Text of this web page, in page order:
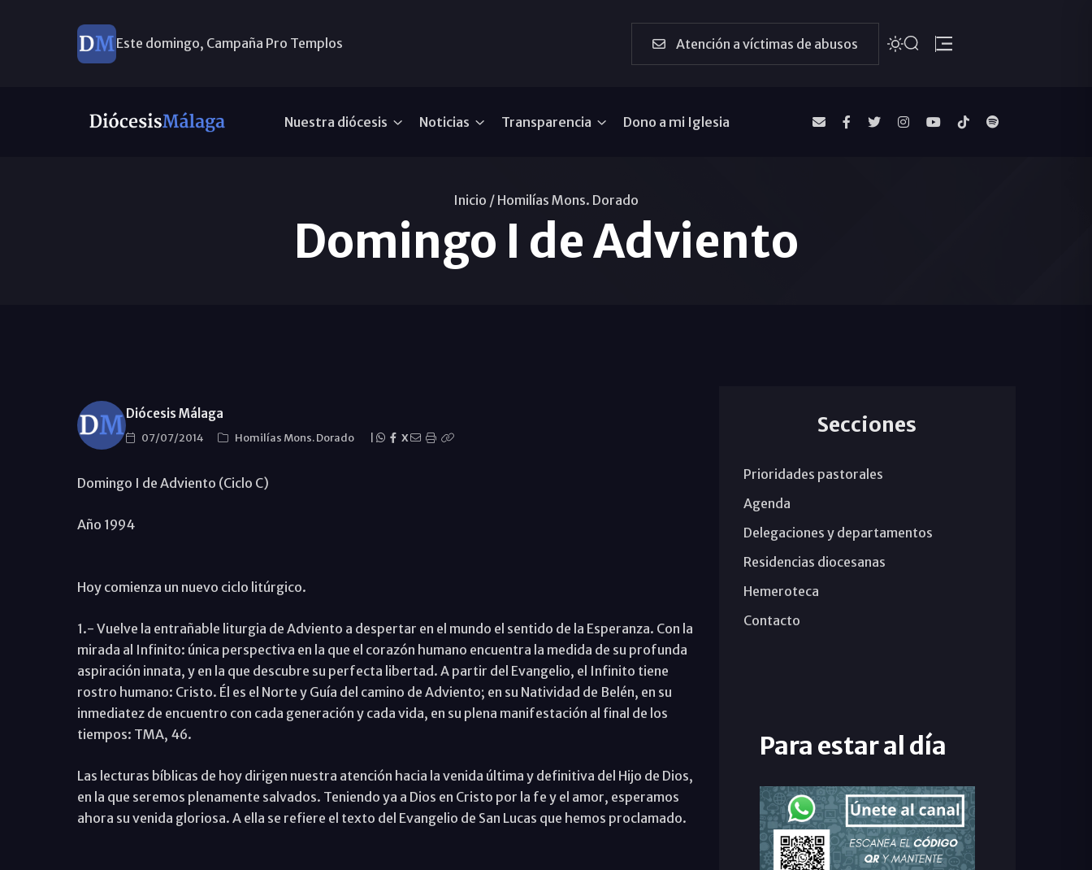
Este domingo, Campaña Pro Templos Atención a víctimas de abusos
Nuestra diócesis Noticias Transparencia Dono a mi Iglesia
Inicio / Homilías Mons. Dorado
Domingo I de Adviento
Diócesis Málaga
07/07/2014 Homilías Mons. Dorado X
Domingo I de Adviento (Ciclo C)
Año 1994
Hoy comienza un nuevo ciclo litúrgico.
1.- Vuelve la entrañable liturgia de Adviento a despertar en el mundo el sentido de la Esperanza. Con la
mirada al Infinito: única perspectiva en la que el corazón humano encuentra la medida de su profunda
aspiración innata, y en la que descubre su perfecta libertad. A partir del Evangelio, el Infinito tiene
rostro humano: Cristo. Él es el Norte y Guía del camino de Adviento; en su Natividad de Belén, en su
inmediatez de encuentro con cada generación y cada vida, en su plena manifestación al final de los
tiempos: TMA, 46.
Las lecturas bíblicas de hoy dirigen nuestra atención hacia la venida última y definitiva del Hijo de Dios,
en la que seremos plenamente salvados. Teniendo ya a Dios en Cristo por la fe y el amor, esperamos
ahora su venida gloriosa. A ella se refiere el texto del Evangelio de San Lucas que hemos proclamado.
Secciones
Prioridades pastorales
Agenda
Delegaciones y departamentos
Residencias diocesanas
Hemeroteca
Contacto
Para estar al día